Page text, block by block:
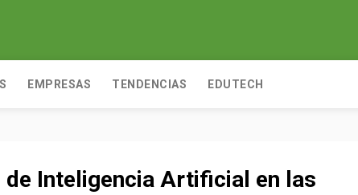
EMPRESAS TENDENCIAS EDUTECH
Inteligencia Artificial en las